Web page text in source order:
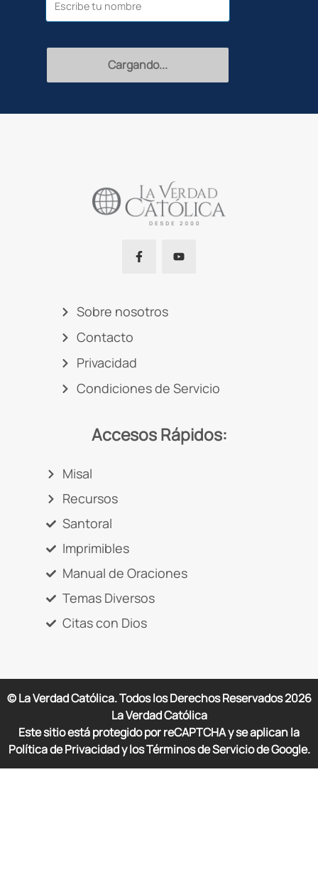
Recibir
Sobre nosotros
Contacto
Privacidad
Condiciones de Servicio
Accesos Rápidos:
Misal
Recursos
Santoral
Imprimibles
Manual de Oraciones
Temas Diversos
Citas con Dios
© La Verdad Católica. Todos los Derechos Reservados2026
La Verdad Católica
Este sitio está protegido por reCAPTCHA y se aplican la
Política de Privacidad y los Términos de Servicio de Google.